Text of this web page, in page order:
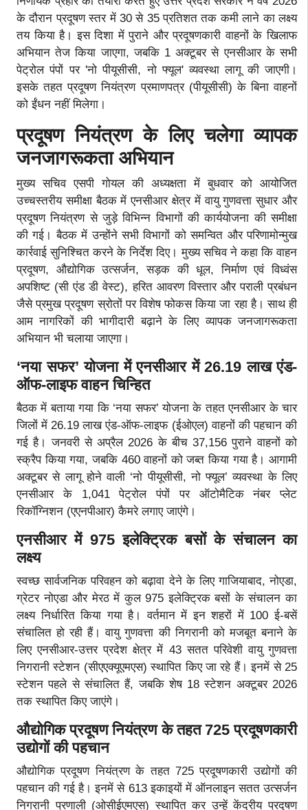
के दौरान प्रदूषण स्तर में 30 से 35 प्रतिशत तक कमी लाने का लक्ष्य
तय किया है। इस दिशा में पुराने और प्रदूषणकारी वाहनों के खिलाफ
अभियान तेज किया जाएगा, जबकि 1 अक्टूबर से एनसीआर के सभी
पेट्रोल पंपों पर 'नो पीयूसीसी, नो फ्यूल' व्यवस्था लागू की जाएगी।
इसके तहत प्रदूषण नियंत्रण प्रमाणपत्र (पीयूसीसी) के बिना वाहनों
को ईंधन नहीं मिलेगा।
प्रदूषण नियंत्रण के लिए चलेगा व्यापक
जनजागरूकता अभियान
मुख्य सचिव एसपी गोयल की अध्यक्षता में बुधवार को आयोजित
उच्चस्तरीय समीक्षा बैठक में एनसीआर क्षेत्र में वायु गुणवत्ता सुधार और
प्रदूषण नियंत्रण से जुड़े विभिन्न विभागों की कार्ययोजना की समीक्षा
की गई। बैठक में उन्होंने सभी विभागों को समन्वित और परिणामोन्मुख
कार्रवाई सुनिश्चित करने के निर्देश दिए। मुख्य सचिव ने कहा कि वाहन
प्रदूषण, औद्योगिक उत्सर्जन, सड़क की धूल, निर्माण एवं विध्वंस
अपशिष्ट (सी एंड डी वेस्ट), हरित आवरण विस्तार और पराली प्रबंधन
जैसे प्रमुख प्रदूषण स्रोतों पर विशेष फोकस किया जा रहा है। साथ ही
आम नागरिकों की भागीदारी बढ़ाने के लिए व्यापक जनजागरूकता
अभियान भी चलाया जाएगा।
‘नया सफर’ योजना में एनसीआर में 26.19 लाख एंड-
ऑफ-लाइफ वाहन चिन्हित
बैठक में बताया गया कि ‘नया सफर’ योजना के तहत एनसीआर के चार
जिलों में 26.19 लाख एंड-ऑफ-लाइफ (ईओएल) वाहनों की पहचान की
गई है। जनवरी से अप्रैल 2026 के बीच 37,156 पुराने वाहनों को
स्क्रैप किया गया, जबकि 460 वाहनों को जब्त किया गया है। आगामी
अक्टूबर से लागू होने वाली ‘नो पीयूसीसी, नो फ्यूल’ व्यवस्था के लिए
एनसीआर के 1,041 पेट्रोल पंपों पर ऑटोमैटिक नंबर प्लेट
रिकॉग्निशन (एएनपीआर) कैमरे लगाए जाएंगे।
एनसीआर में 975 इलेक्ट्रिक बसों के संचालन का
लक्ष्य
स्वच्छ सार्वजनिक परिवहन को बढ़ावा देने के लिए गाजियाबाद, नोएडा,
ग्रेटर नोएडा और मेरठ में कुल 975 इलेक्ट्रिक बसों के संचालन का
लक्ष्य निर्धारित किया गया है। वर्तमान में इन शहरों में 100 ई-बसें
संचालित हो रही हैं। वायु गुणवत्ता की निगरानी को मजबूत बनाने के
लिए एनसीआर-उत्तर प्रदेश क्षेत्र में 43 सतत परिवेशी वायु गुणवत्ता
निगरानी स्टेशन (सीएएक्यूएमएस) स्थापित किए जा रहे हैं। इनमें से 25
स्टेशन पहले से संचालित हैं, जबकि शेष 18 स्टेशन अक्टूबर 2026
तक स्थापित किए जाएंगे।
औद्योगिक प्रदूषण नियंत्रण के तहत 725 प्रदूषणकारी
उद्योगों की पहचान
औद्योगिक प्रदूषण नियंत्रण के तहत 725 प्रदूषणकारी उद्योगों की
पहचान की गई है। इनमें से 613 इकाइयों में ऑनलाइन सतत उत्सर्जन
निगरानी प्रणाली (ओसीईएमएस) स्थापित कर उन्हें केंद्रीय प्रदूषण